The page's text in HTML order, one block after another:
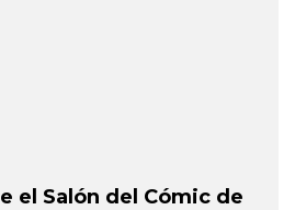
el Salón del Cómic de